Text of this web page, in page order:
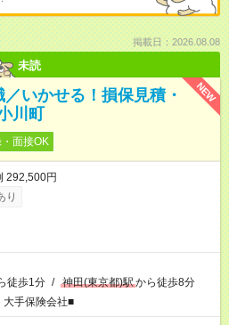
掲載日：2026.08.08
未読
NEW
いかせる！損保見積・
川町
面接OK
292,500円
り
徒歩1分 / 神田(東京都)駅から徒歩8分
大手保険会社■